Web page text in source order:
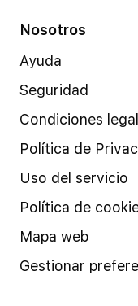
Nosotros
Ayuda
Seguridad
Condiciones
Política de
Uso del servicio
Política de
Mapa web
Gestionar